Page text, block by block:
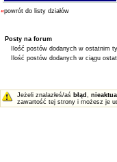
«powrót do listy działów
Posty na forum
Ilość postów dodanych w ostatnim
Ilość postów dodanych w ciągu
Jeżeli znalazłeś/aś błąd ,
zawartość tej strony i możesz je